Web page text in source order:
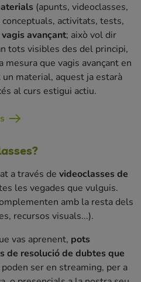
(apunts, videoclasses,
activitats, tests,
avançant; això vol dir
tots visibles des del principi,
mesura que vagis avançant en
material, aquest ja estarà
al curs estigui actiu.
a través de videoclasses de
les vegades que vulguis.
amb la resta dels
recursos visuals...).
vas aprenent, pots
de resolució de dubtes que
ser en streaming, per a